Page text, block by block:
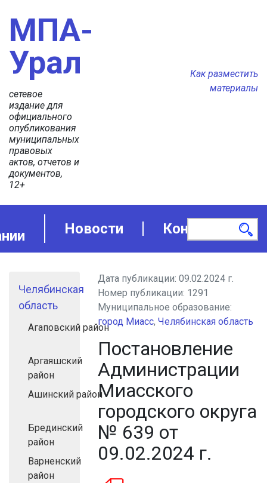
МПА-
Урал
сетевое
издание для
официального
опубликования
муниципальных
правовых
актов, отчетов и
документов,
12+
Как разместить
материалы
Новости Контакты
Челябинская
область
Агаповский район
Аргаяшский
район
Ашинский район
Брединский
район
Варненский
район
Дата публикации:09.02.2024 г.
Номер публикации: 1291
Муниципальное образование:
город Миасс,Челябинская область
Постановление
Администрации
Миасского
городского округа
№ 639 от
09.02.2024 г.